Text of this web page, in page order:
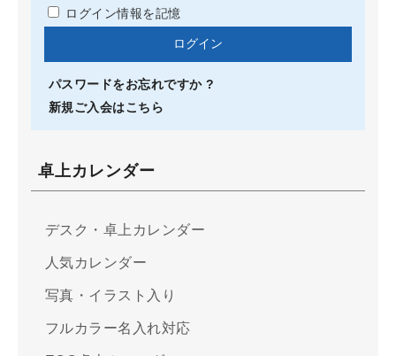
ログイン情報を記憶
パスワードをお忘れですか ?
新規ご入会はこちら
卓上カレンダー
デスク・卓上カレンダー
人気カレンダー
写真・イラスト入り
フルカラー名入れ対応